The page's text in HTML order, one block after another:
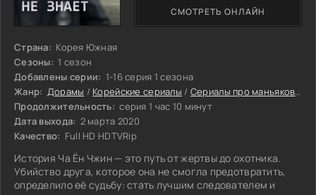
Страна: Корея Южная
Сезоны: 1 сезон
Добавлены серии: 1-16 серия 1 сезона
Жанр: Дорамы / Корейские сериалы / Сериалы про маньяков/
Продолжительность: серия 1 час 10 минут
Дата выхода: 2 марта 2020
Качество: Full HD HDTVRip
История Ча Ён Чжин — это путь от жертвы до охотника.
Убийство друга, которое она не смогла предотвратить,
определило её судьбу: стать лучшим следователем и
СМОТРЕТЬ ОНЛАЙН